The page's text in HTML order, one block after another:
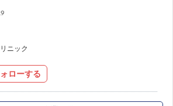
ニック
ローする